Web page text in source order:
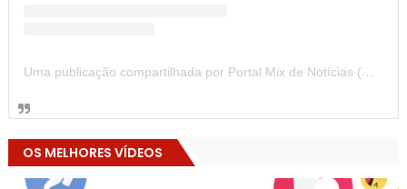
Uma publicação compartilhada por Portal Mix de Notícias (@portalmixdenoticias)
OS MELHORES VÍDEOS